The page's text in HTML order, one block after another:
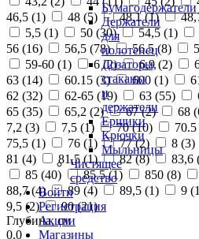
Бумагодержатели
Держатели
для
полотенец
Дозаторы,
стаканы
и
держатели
Ершики
Крючки
Мыльницы
Чистящее
средство
Войти
Регистрация
Акции
Магазины
46,5 (1) 48 (5) 48,1 (1)
5,5 (1) 50 (30) 54,5 (1)
56 (16) 56,5 (78) 56.5 (8)
59-60 (1) 6 (2) 6,9 (2)
63 (14) 60.15 (3) 600 (1)
62 (32) 62-65 (19) 63 (55)
65 (35) 65,2 (2) 67 (2) 68 (
7,2 (3) 7,5 (1) 70 (10)
75,5 (1) 76 (1) 77 (2) 8 (3)
81 (4) 81,5 (1) 82 (8) 83,6
85 (40) 85,5 (1) 850 (8)
88,7 (4) 89 (4) 89,5 (1) 9 (1
9,5 (2) 90 (21)
Глубина, см
0.0